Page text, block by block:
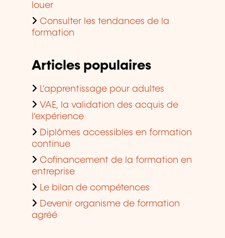
louer
Consulter les tendances de la
formation
Articles populaires
L'apprentissage pour adultes
VAE, la validation des acquis de
l'expérience
Diplômes accessibles en formation
continue
Cofinancement de la formation en
entreprise
Le bilan de compétences
Devenir organisme de formation
agréé